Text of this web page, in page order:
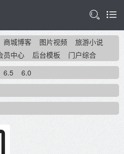
商城博客 图片视频
旅游小说
员中心 后台模板
门户综合
6.5
6.0